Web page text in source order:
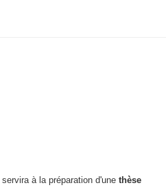
à la préparation d'unethèse